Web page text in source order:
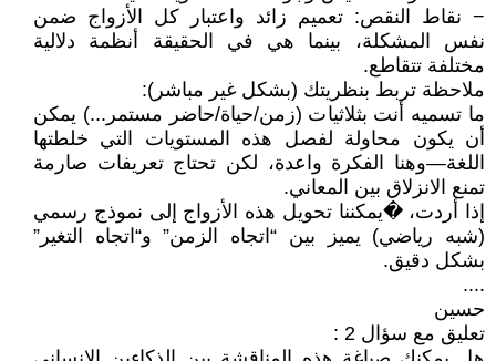
− نقاط النقص: تعميم زائد واعتبار كل الأزواج ضمن
نفس المشكلة، بينما هي في الحقيقة أنظمة دلالية
مختلفة تتقاطع.
ملاحظة تربط بنظريتك (بشكل غير مباشر):
ما تسميه أنت بثلاثيات (زمن/حياة/حاضر مستمر...) يمكن
أن يكون محاولة لفصل هذه المستويات التي خلطتها
اللغة—وهنا الفكرة واعدة، لكن تحتاج تعريفات صارمة
تمنع الانزلاق بين المعاني.
إذا أردت، �⁠يمكننا تحويل هذه الأزواج إلى نموذج رسمي
(شبه رياضي) يميز بين “اتجاه الزمن” و“اتجاه التغير”
بشكل دقيق.
....
حسين
تعليق مع سؤال 2 :